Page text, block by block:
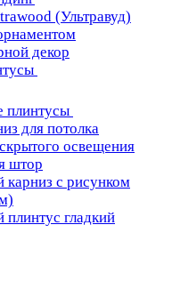
(Ультравуд)
декор
плинтусы
для потолка
освещения
штор
карниз с рисунком
гладкий